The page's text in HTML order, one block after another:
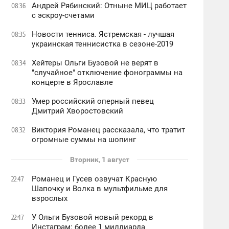
08:36
Андрей Рябинский: Отныне МИЦ работает
с эскроу-счетами
08:35
Новости тенниса. Ястремская - лучшая
украинская теннисистка в сезоне-2019
08:34
Хейтеры Ольги Бузовой не верят в
"случайное" отключение фонограммы на
концерте в Ярославле
08:33
Умер российский оперный певец
Дмитрий Хворостовский
08:32
Виктория Романец рассказала, что тратит
огромные суммы на шопинг
Вторник, 1 август
22:47
Романец и Гусев озвучат Красную
Шапочку и Волка в мультфильме для
взрослых
22:47
У Ольги Бузовой новый рекорд в
Инстаграм: более 1 миллиарда